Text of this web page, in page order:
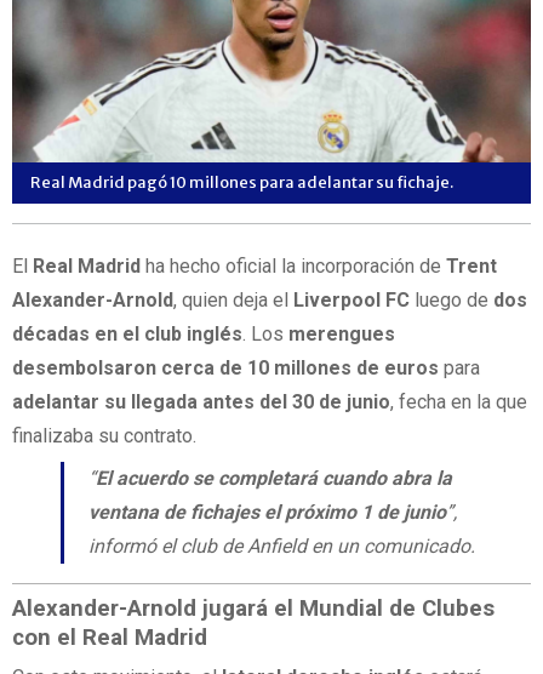
Real Madrid pagó 10 millones para adelantar su fichaje.
El Real Madrid ha hecho oficial la incorporación de Trent
Alexander-Arnold, quien deja el Liverpool FC luego de dos
décadas en el club inglés. Los merengues
desembolsaron cerca de 10 millones de euros para
adelantar su llegada antes del 30 de junio, fecha en la que
finalizaba su contrato.
“El acuerdo se completará cuando abra la
ventana de fichajes el próximo 1 de junio”,
informó el club de Anfield en un comunicado.
Alexander-Arnold jugará el Mundial de Clubes
con el Real Madrid